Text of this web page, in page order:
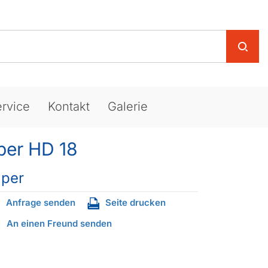
Kontakt Galerie
HD 18
Anfrage senden
Seite drucken
An einen Freund senden